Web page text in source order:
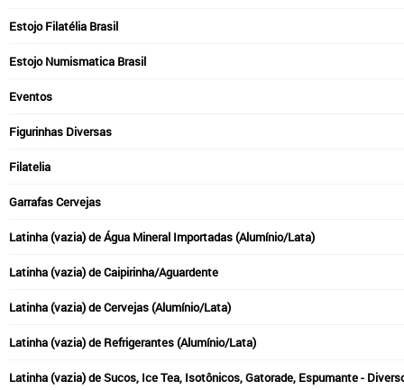
Estojo Filatélia Brasil
Estojo Numismatica Brasil
Eventos
Figurinhas Diversas
Filatelia
Garrafas Cervejas
Latinha (vazia) de Água Mineral Importadas (Alumínio/Lata)
Latinha (vazia) de Caipirinha/Aguardente
Latinha (vazia) de Cervejas (Alumínio/Lata)
Latinha (vazia) de Refrigerantes (Alumínio/Lata)
Latinha (vazia) de Sucos, Ice Tea, Isotônicos, Gatorade, Espumante -